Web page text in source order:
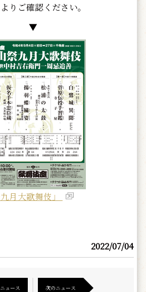
りご確認ください。
▼
月大歌舞伎」
2022/07/04
ュース 次のニュース